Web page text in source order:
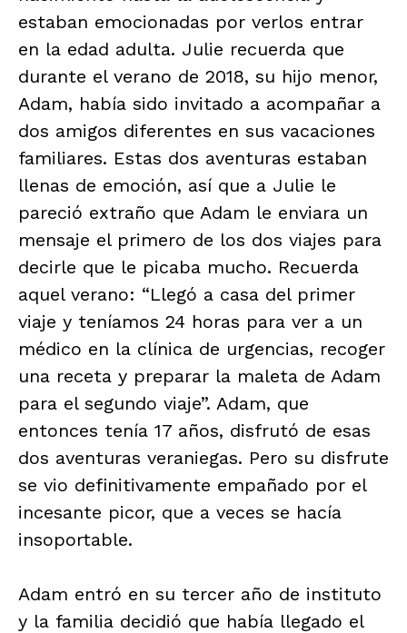
estaban emocionadas por verlos entrar
en la edad adulta. Julie recuerda que
durante el verano de 2018, su hijo menor,
Adam, había sido invitado a acompañar a
dos amigos diferentes en sus vacaciones
familiares. Estas dos aventuras estaban
llenas de emoción, así que a Julie le
pareció extraño que Adam le enviara un
mensaje el primero de los dos viajes para
decirle que le picaba mucho. Recuerda
aquel verano: “Llegó a casa del primer
viaje y teníamos 24 horas para ver a un
médico en la clínica de urgencias, recoger
una receta y preparar la maleta de Adam
para el segundo viaje”. Adam, que
entonces tenía 17 años, disfrutó de esas
dos aventuras veraniegas. Pero su disfrute
se vio definitivamente empañado por el
incesante picor, que a veces se hacía
insoportable.
Adam entró en su tercer año de instituto
y la familia decidió que había llegado el